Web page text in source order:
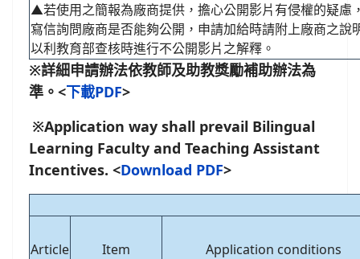
▲若使用之簡報為廠商提供，擔心公開影片有侵權的疑慮
寫信詢問廠商是否能夠公開，申請加給時請附上廠商之說
以利教育部查核時進行不公開影片之解釋。
※詳細申請辦法依教師及助教獎勵補助辦法為
準。 <下載PDF>
※Application way shall prevail Bilingual
Learning Faculty and Teaching Assistant
Incentives. <Download PDF>
Article Item Application conditions